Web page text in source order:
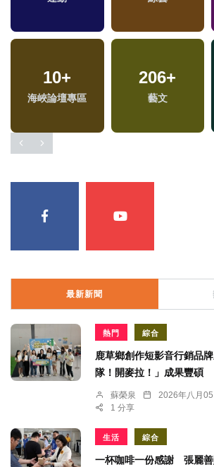
10+
海峽論壇專區
206+
藝文
最新新聞
熱門 綜合
鹿草鄉創作短影音行銷品
隊！開麥拉！」成果豐碩
蘇榮泉 2026年八月05
1 分享
生活 綜合
一杯咖啡一份感謝 張麗善